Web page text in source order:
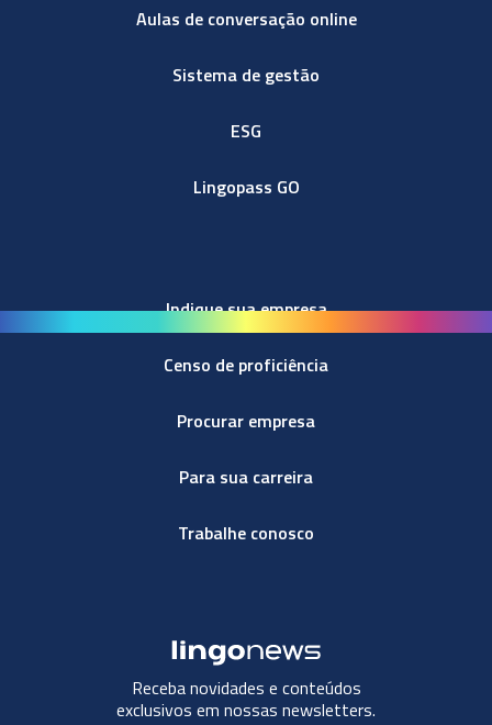
Aulas de conversação online
Sistema de gestão
ESG
Lingopass GO
Indique sua empresa
Censo de proficiência
Procurar empresa
Para sua carreira
Trabalhe conosco
Receba novidades e conteúdos
exclusivos em nossas newsletters.